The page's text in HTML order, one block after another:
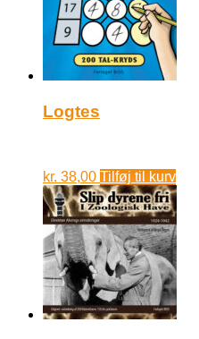
Logtes
kr. 38,00 Tilføj til kurv